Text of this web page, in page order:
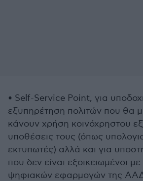
• Self-Service Point, για
εξυπηρέτηση πολιτών που θα
κάνουν χρήση κοινόχρηστου
υποθέσεις τους (όπως
εκτυπωτές) αλλά και για
που δεν είναι εξοικειωμένοι
ψηφιακών εφαρμογών της